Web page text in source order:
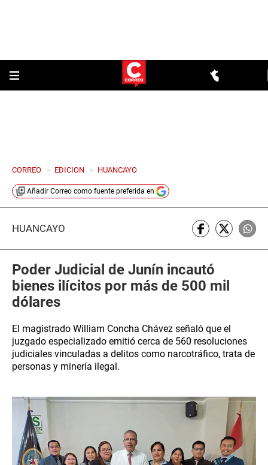
CORREO > EDICION > HUANCAYO
Añadir Correo como fuente preferida en
HUANCAYO
Poder Judicial de Junín incautó
bienes ilícitos por más de 500 mil
dólares
El magistrado William Concha Chávez señaló que el
juzgado especializado emitió cerca de 560 resoluciones
judiciales vinculadas a delitos como narcotráfico, trata de
personas y minería ilegal.